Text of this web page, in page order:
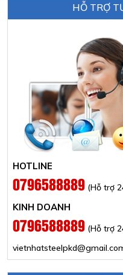
HỖ TRỢ
HOTLINE
0796588889 (Hỗ trợ
KINH DOANH
0796588889 (Hỗ trợ